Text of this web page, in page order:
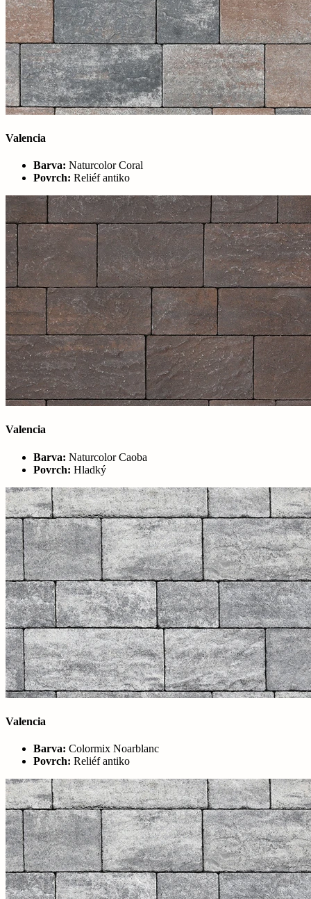
Valencia
Barva: Naturcolor Coral
Povrch: Reliéf antiko
Valencia
Barva: Naturcolor Caoba
Povrch: Hladký
Valencia
Barva: Colormix Noarblanc
Povrch: Reliéf antiko